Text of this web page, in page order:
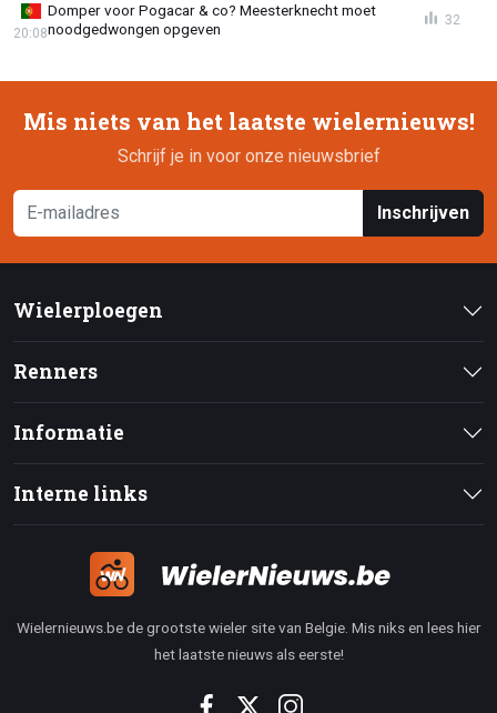
Domper voor Pogacar & co? Meesterknecht moet
noodgedwongen opgeven
20:08
32
Mis niets van het laatste wielernieuws!
Schrijf je in voor onze nieuwsbrief
Inschrijven
Wielerploegen
Renners
Informatie
Interne links
Wielernieuws.be de grootste wieler site van Belgie. Mis niks en lees hier
het laatste nieuws als eerste!